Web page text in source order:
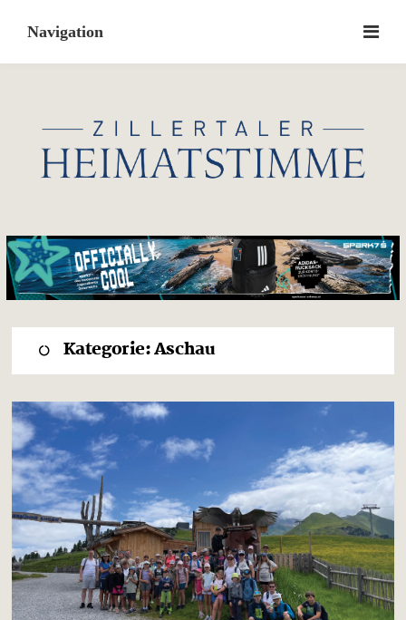
content
Kategorie:Aschau